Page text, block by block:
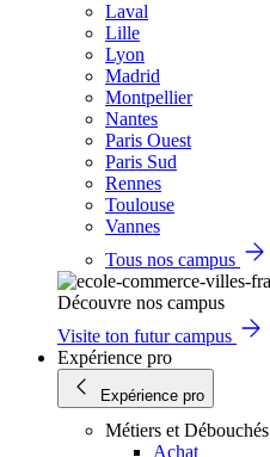
Laval
Lille
Lyon
Madrid
Montpellier
Nantes
Paris Ouest
Paris Sud
Rennes
Toulouse
Vannes
Tous nos campus
Découvre nos campus
Visite ton futur campus
Expérience pro
Expérience pro
Métiers et Débouchés
Achat